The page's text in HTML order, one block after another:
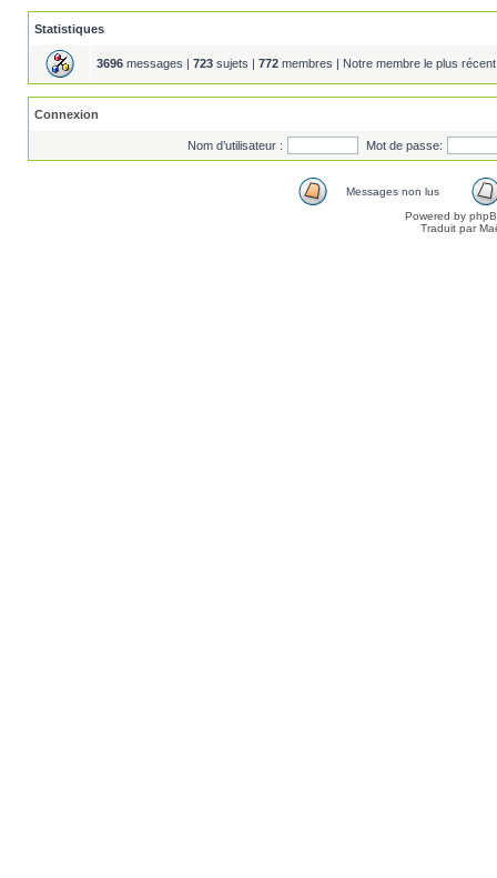
Statistiques
3696 messages | 723 sujets | 772 membres | Notre membre le plus
Connexion
Nom d’utilisateur : Mot de passe:
Messages non lus
Powered by
Traduit par